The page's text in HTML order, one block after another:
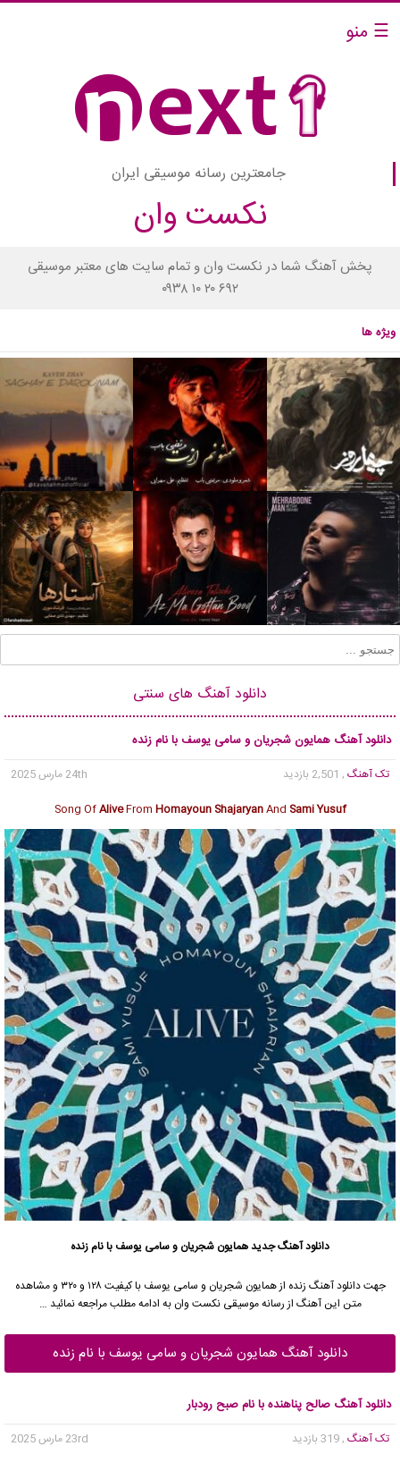
☰ منو
جامعترین رسانه موسیقی ایران
نکست وان
پخش آهنگ شما در نکست وان و تمام سایت های معتبر موسیقی
۰۹۳۸ ۱۰ ۲۰ ۶۹۲
ویژه ها
دانلود آهنگ های سنتی
دانلود آهنگ همایون شجریان و سامی یوسف با نام زنده
تک آهنگ , 2,501 بازدید
24th مارس 2025
Song OfAliveFrom Homayoun ShajaryanAnd Sami Yusuf
دانلود آهنگ جدیدهمایون شجریان و سامی یوسف با نام زنده
جهت دانلود آهنگ زنده ازهمایون شجریان
و سامی یوسف با کیفیت ۱۲۸ و ۳۲۰ و مشاهده
متن این آهنگ از رسانه موسیقی نکست وان به ادامه مطلب مراجعه نمائید …
دانلود آهنگ همایون شجریان و سامی یوسف با نام زنده
دانلود آهنگ صالح پناهنده با نام صبح رودبار
تک آهنگ , 319 بازدید
23rd مارس 2025